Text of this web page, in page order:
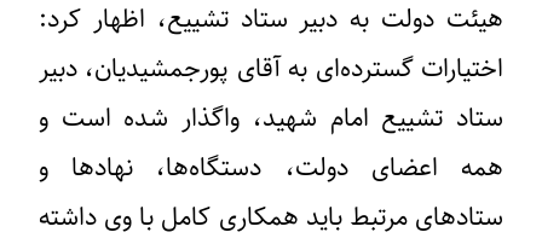
هیئت دولت به دبیر ستاد تشییع، اظهار کرد:
اختیارات گسترده‌ای به آقای پورجمشیدیان، دبیر
ستاد تشییع امام شهید، واگذار شده است و
همه اعضای دولت، دستگاه‌ها، نهادها و
ستادهای مرتبط باید همکاری کامل با وی داشته